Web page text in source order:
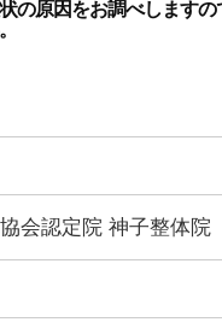
の原因をお調べします
会認定院 神子整体院